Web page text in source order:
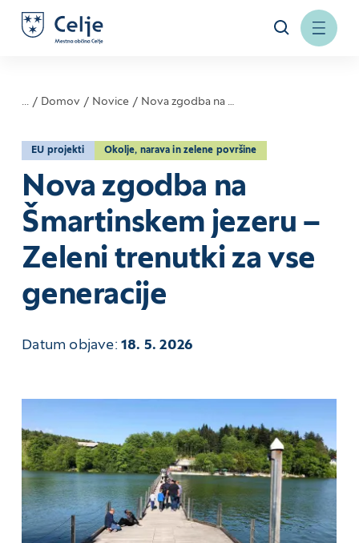
... Domov Novice Nova zgodba na …
EU projekti Okolje, narava in zelene površine
Nova zgodba na
Šmartinskem jezeru –
Zeleni trenutki za vse
generacije
Datum objave:18. 5. 2026